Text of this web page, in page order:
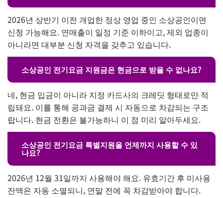
2026년 상반기 이전 개업한 정상 영업 중인 소상공인이면
신청 가능해요. 연매출이 일정 기준 이하이고, 제외 업종이
아니라면 대부분 신청 자격을 갖추고 있습니다.
소상공인 전기요금 지원금은 현금으로 받을 수 없나요?
네, 현금 입금이 아니라 지정 카드사의 크레딧 형태로만 적
립돼요. 이를 통해 공과금 결제 시 자동으로 차감되는 구조
랍니다. 현금 전환은 불가능하니 이 점 미리 알아두세요.
소상공인 전기요금 특별지원을 언제까지 사용할 수 있
나요?
2026년 12월 31일까지 사용해야 해요. 유효기간 후 미사용
잔액은 자동 소멸되니, 연말 전에 꼭 차감받아야 합니다.